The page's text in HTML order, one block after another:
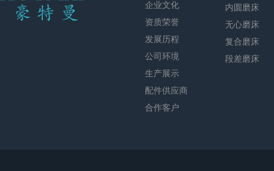
企业文化
资质荣誉
发展历程
公司环境
生产展示
配件供应商
合作客户
内圆磨床
无心磨床
复合磨床
段差磨床